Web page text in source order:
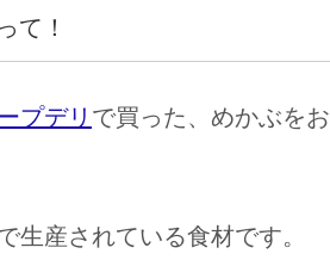
て！
プデリ で買った、めかぶをお
生産されている食材です。